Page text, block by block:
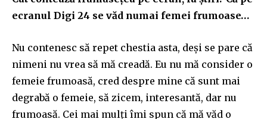
ecranul Digi 24 se văd numai femei frumoase…
Nu contenesc să repet chestia asta, deși se pare că
nimeni nu vrea să mă creadă. Eu nu mă consider o
femeie frumoasă, cred despre mine că sunt mai
degrabă o femeie, să zicem, interesantă, dar nu
frumoasă. Cei mai mulți îmi spun că mă văd o